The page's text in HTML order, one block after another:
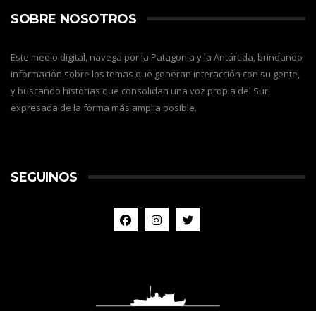
SOBRE NOSOTROS
Este medio digital, navega por la Patagonia y la Antártida, brindando
información sobre los temas que generan interacción con su gente,
y buscando historias que consolidan una voz propia del Sur,
expresada de la forma más amplia posible.
SEGUINOS